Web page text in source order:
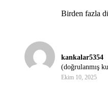
Birden fazla
aldı
kankalar5354
(doğrulanmış
Ekim 10, 2025